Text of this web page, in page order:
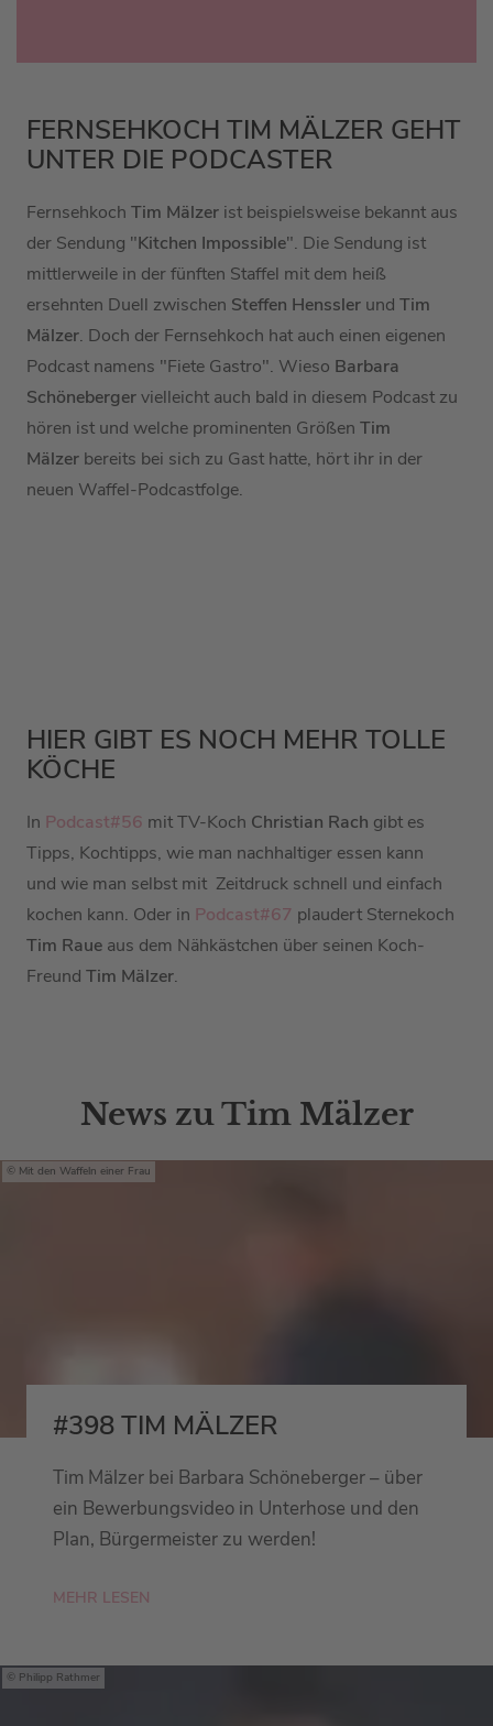
FERNSEHKOCH TIM MÄLZER GEHT
UNTER DIE PODCASTER
Fernsehkoch Tim Mälzer ist beispielsweise bekannt aus
der Sendung "Kitchen Impossible". Die Sendung ist
mittlerweile in der fünften Staffel mit dem heiß
ersehnten Duell zwischen Steffen Henssler und Tim
Mälzer. Doch der Fernsehkoch hat auch einen eigenen
Podcast namens "Fiete Gastro". Wieso Barbara
Schönebergervielleicht auch bald in diesem Podcast zu
hören ist und welche prominenten Größen Tim
Mälzer bereits bei sich zu Gast hatte, hört ihr in der
neuen Waffel-Podcastfolge.
HIER GIBT ES NOCH MEHR TOLLE
KÖCHE
In Podcast#56 mit TV-Koch Christian Rach gibt es
Tipps, Kochtipps, wie man nachhaltiger essen kann
und wie man selbst mit Zeitdruck schnell und einfach
kochen kann. Oder in Podcast#67 plaudert Sternekoch
Tim Raue aus dem Nähkästchen über seinen Koch-
Freund Tim Mälzer.
News zu Tim Mälzer
Mit den Waffeln einer Frau
#398 TIM MÄLZER
Tim Mälzer bei Barbara Schöneberger – über
ein Bewerbungsvideo in Unterhose und den
Plan, Bürgermeister zu werden!
MEHR LESEN
Philipp Rathmer